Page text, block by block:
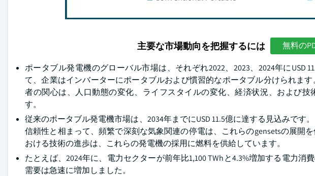
主要な市場動向を把握するには 無料の
ポータブル発電機のグローバル市場は、それぞれ2022、2023、2024年にUSD
て、企業はインバーターにポータブルおよび慣習的なポータブル分けられま
者の関心は、人口動態の変化、ライフスタイルの変化、経済状況、および
す。
従来のポータブル発電機市場は、2034年までにUSD 11.5億に達する見込みで
信頼性と相まって、頻繁で深刻な気象関連の停電は、これらのgensetsの展開
おける技術の進歩は、これらの発電機の採用に燃料を供給しています。
たとえば、2024年に、電力セクターが前年比1,100 TWhと4.3%増加する電力
需要は急速に増加しました。